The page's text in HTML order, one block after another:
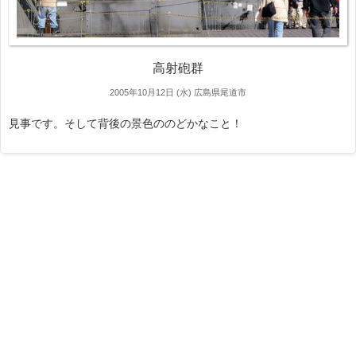
高射砲群
2005年10月12日 (水) 広島県尾道市
見事です。そして背後の景色ののどかなこと！